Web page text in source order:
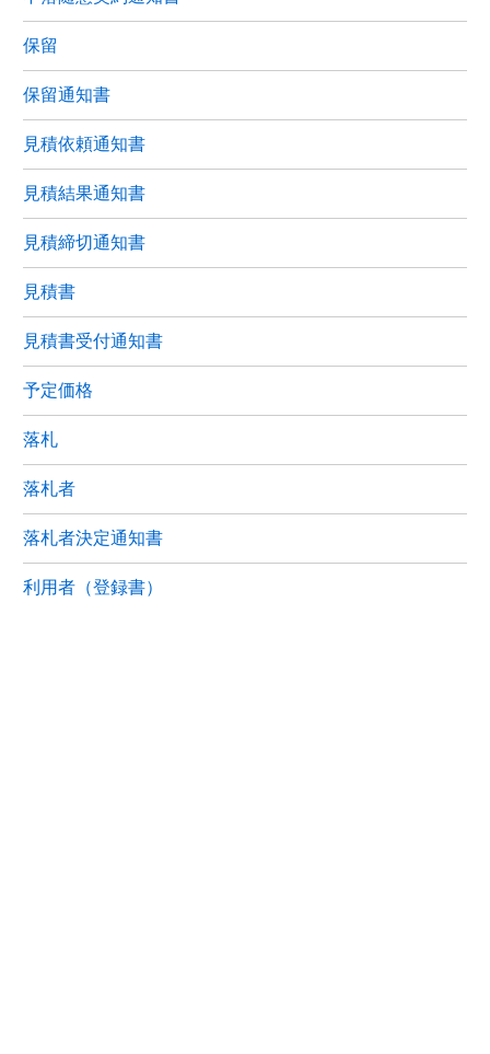
保留
保留通知書
見積依頼通知書
見積結果通知書
見積締切通知書
見積書
見積書受付通知書
予定価格
落札
落札者
落札者決定通知書
利用者（登録書）